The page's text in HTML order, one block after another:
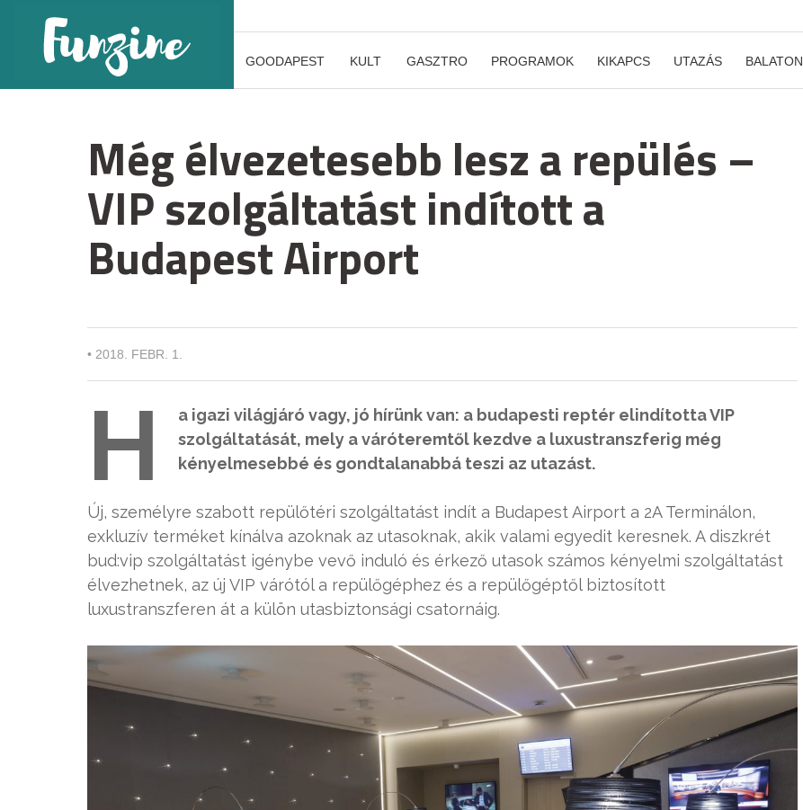
GOODAPEST KULT GASZTRO PROGRAMOK KIKAPCS UTAZÁS BALATON
Még élvezetesebb lesz a repülés –
VIP szolgáltatást indított a
Budapest Airport
• 2018. FEBR. 1.
H
a igazi világjáró vagy, jó hírünk van: a budapesti reptér elindította VIP
szolgáltatását, mely a váróteremtől kezdve a luxustranszferig még
kényelmesebbé és gondtalanabbá teszi az utazást.
Új, személyre szabott repülőtéri szolgáltatást indít a Budapest Airport a 2A Terminálon,
exkluzív terméket kínálva azoknak az utasoknak, akik valami egyedit keresnek. A diszkrét
bud:vip szolgáltatást igénybe vevő induló és érkező utasok számos kényelmi szolgáltatást
élvezhetnek, az új VIP várótól a repülőgéphez és a repülőgéptől biztosított
luxustranszferen át a külön utasbiztonsági csatornáig.